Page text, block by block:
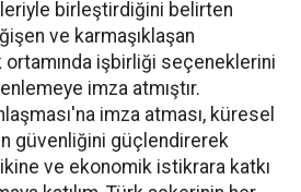
birleştirdiğini belirten
ve karmaşıklaşan
ortamında işbirliği seçeneklerini
imza atmıştır.
imza atması, küresel
güvenliğini güçlendirerek
ve ekonomik istikrara katkı